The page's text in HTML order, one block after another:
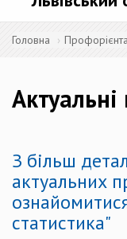
Головна
Актуальні
З більш
актуальних
статистика"